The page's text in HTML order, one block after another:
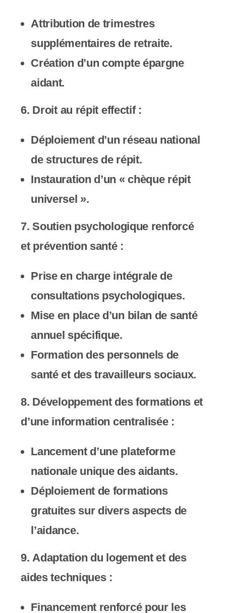
Attribution de trimestres
supplémentaires de retraite.
Création d’un compte épargne
aidant.
6. Droit au répit effectif:
Déploiement d’un réseau national
de structures de répit.
Instauration d’un « chèque répit
universel ».
7.Soutien psychologique renforcé
et prévention santé:
Prise en charge intégrale de
consultations psychologiques.
Mise en place d’un bilan de santé
annuel spécifique.
Formation des personnels de
santé et des travailleurs sociaux.
8. Développement des formations et
d’une information centralisée:
Lancement d’une plateforme
nationale unique des aidants.
Déploiement de formations
gratuites sur divers aspects de
l’aidance.
9.Adaptation du logement et des
aides techniques:
Financement renforcé pour les